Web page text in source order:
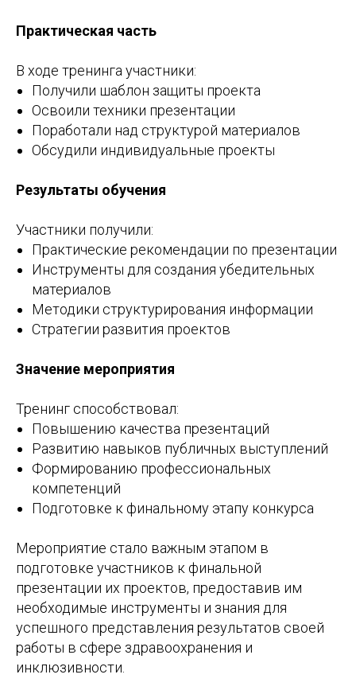
Практическая часть
В ходе тренинга участники:
Получили шаблон защиты проекта
Освоили техники презентации
Поработали над структурой материалов
Обсудили индивидуальные проекты
Результаты обучения
Участники получили:
Практические рекомендации по презентации
Инструменты для создания убедительных
материалов
Методики структурирования информации
Стратегии развития проектов
Значение мероприятия
Тренинг способствовал:
Повышению качества презентаций
Развитию навыков публичных выступлений
Формированию профессиональных
компетенций
Подготовке к финальному этапу конкурса
Мероприятие стало важным этапом в
подготовке участников к финальной
презентации их проектов, предоставив им
необходимые инструменты и знания для
успешного представления результатов своей
работы в сфере здравоохранения и
инклюзивности.